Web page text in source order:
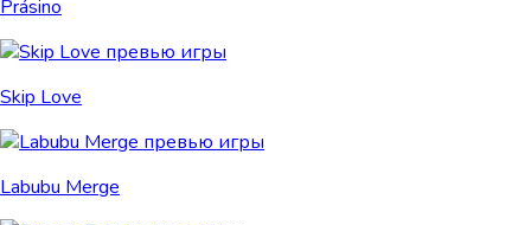
Prásino
Skip Love
Labubu Merge